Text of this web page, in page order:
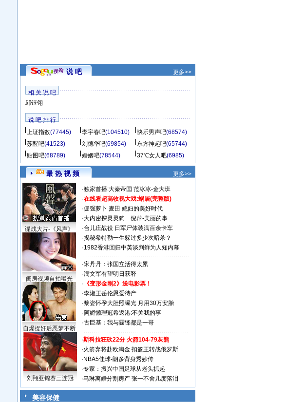
说 吧 更多>>
相 关 说 吧
邱钰翎
说 吧 排 行
上证指数(77445) 李宇春吧(104510) 快乐男声吧(68574)
苏醒吧(41523) 刘德华吧(69854) 东方神起吧(65744)
贴图吧(68789) 婚姻吧(78544) 37℃女人吧(6985)
最 热 视 频 更多>>
谍战大片-《风声》
闺房视频自拍曝光
自爆捉奸后恶梦不断
·独家首播:大秦帝国 范冰冰-金大班
·在线看超高收视大戏:蜗居(完整版)
·倔强萝卜 麦田 媳妇的美好时代
·大内密探灵灵狗
倪萍-美丽的事
·台儿庄战役 日军尸体装满百余卡车
·揭秘希特勒一生躲过多少次暗杀？
·1982香港回归中英谈判鲜为人知内幕
·宋丹丹：张国立活得太累
·满文军有望明日获释
· 《变形金刚2》送电影票！
·李湘王岳伦恩爱待产
·黎姿怀孕大肚照曝光 月用30万安胎
·阿娇懒理冠希返港:不关我的事
·古巨基：我与霆锋都是一哥
刘翔亚锦赛三连冠
·斯科拉狂砍22分 火箭104-79灰熊
·火箭弃将赴欧淘金 扣篮王转战俄罗斯
· NBA5佳球-朗多背身秀妙传
·专家：振兴中国足球从老头抓起
·马琳离婚分割房产 张一不舍几度落泪
美容保健